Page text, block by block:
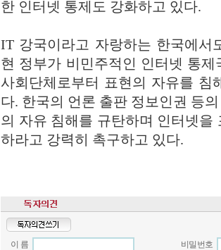
한 인터넷 통제도 강화하고 있다.
IT 강국이라고 자랑하는 한국에서
현 정부가 비민주적인 인터넷 통
사회단체로부터 표현의 자유를
다. 한국의 언론 출판 정보인권 등
의 자유 침해를 규탄하며 인터넷
하라고 강력히 촉구하고 있다.
이 름
비밀번호